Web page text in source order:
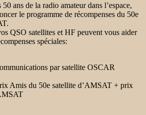
ans de la radio amateur dans l’espace,
le programme de récompenses du 50e
QSO satellites et HF peuvent vous aider
spéciales:
par satellite OSCAR
Amis du 50e satellite d’AMSAT + prix